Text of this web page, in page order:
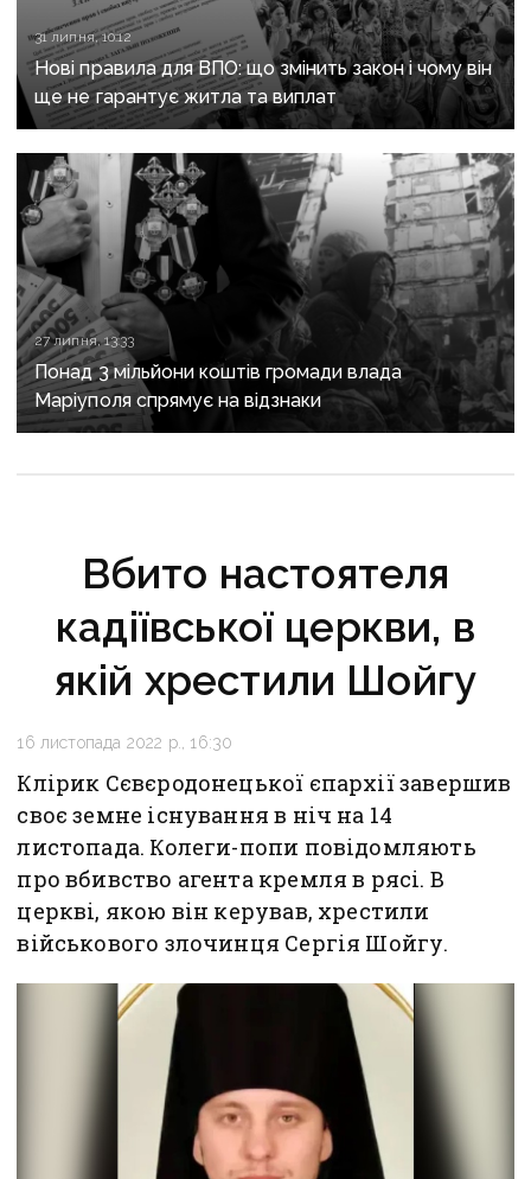
31 липня, 10:12
Нові правила для ВПО: що змінить закон і чому він
ще не гарантує житла та виплат
27 липня, 13:33
Понад 3 мільйони коштів громади влада
Маріуполя спрямує на відзнаки
Вбито настоятеля
кадіївської церкви, в
якій хрестили Шойгу
16 листопада 2022 р., 16:30
Клірик Сєвєродонецької єпархії завершив
своє земне існування в ніч на 14
листопада. Колеги-попи повідомляють
про вбивство агента кремля в рясі. В
церкві, якою він керував, хрестили
військового злочинця Сергія Шойгу.